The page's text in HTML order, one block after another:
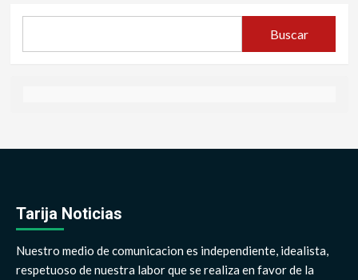
Buscar
Tarija Noticias
Nuestro medio de comunicacion es independiente, idealista,
respetuoso de nuestra labor que se realiza en favor de la